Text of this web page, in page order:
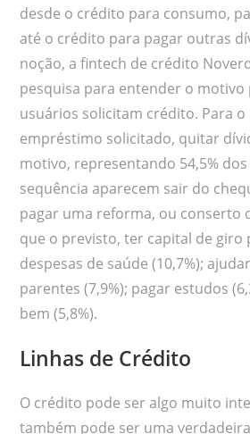
desde o crédito para consumo,
até o crédito para pagar outras
noção, a fintech de crédito
pesquisa para entender o motivo
usuários solicitam crédito. Para
empréstimo solicitado, quitar
motivo, representando 54,5%
sequência aparecem sair do
pagar uma reforma, ou conserto
que o previsto, ter capital de giro
despesas de saúde (10,7%);
parentes (7,9%); pagar estudos
bem (5,8%).
Linhas de Crédito
O crédito pode ser algo muito
também pode ser uma